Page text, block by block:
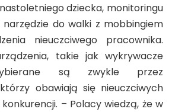
dziecka, monitoringu
do walki z mobbingiem
nieuczciwego pracownika.
takie jak wykrywacze
są zwykle przez
obawiają się nieuczciwych
– Polacy wiedzą, że w